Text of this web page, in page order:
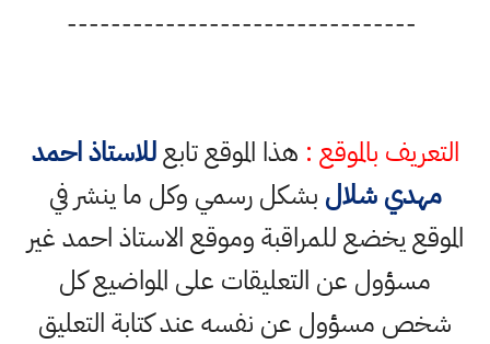
--------------------------------
التعريف بالموقع : هذا الموقع تابعللاستاذ احمد
مهدي شلال بشكل رسمي وكل ما ينشر في
الموقع يخضع للمراقبة وموقع الاستاذ احمد غير
مسؤول عن التعليقات على المواضيع كل
شخص مسؤول عن نفسه عند كتابة التعليق